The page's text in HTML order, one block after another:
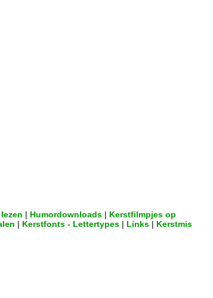
| Humordownloads | Kerstfilmpjes op
| Kerstfonts - Lettertypes | Links | Kerstmis